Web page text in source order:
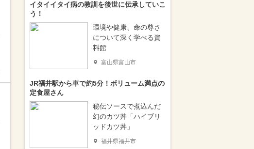
イタイイタイ病の教訓を後世に伝承していこ
う！
環境や健康、命の尊さ
について深く学べる資
料館
富山県富山市
JR福井駅から車で約5分！ボリューム満点の
定食屋さん
秘伝ソースで煮込んだ
幻のカツ丼「ハイブリ
ッドカツ丼」
福井県福井市